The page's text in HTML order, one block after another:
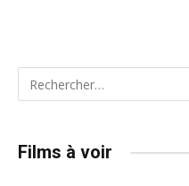
Films à voir